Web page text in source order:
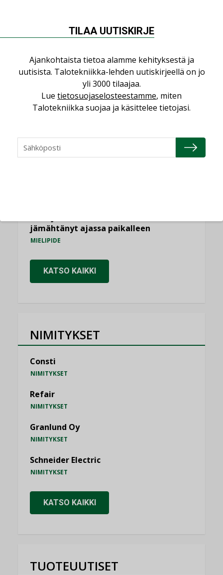
NÄKÖKULMIA
käyttöön kiinteistöissä
KOLUMNI
Sähköistäminen säästää euroja
KOLUMNI
ilmanvaihtoa
KOLUMNI
jämähtänyt ajassa paikalleen
MIELIPIDE
KATSO KAIKKI
NIMITYKSET
Consti
NIMITYKSET
Refair
NIMITYKSET
Granlund Oy
NIMITYKSET
Schneider Electric
NIMITYKSET
KATSO KAIKKI
TUOTEUUTISET
TILAA UUTISKIRJE
Ajankohtaista tietoa alamme kehityksestä ja
uutisista. Talotekniikka-lehden uutiskirjeellä on jo
yli 3000 tilaajaa.
Lue tietosuojaselosteestamme, miten
Talotekniikka suojaa ja käsittelee tietojasi.